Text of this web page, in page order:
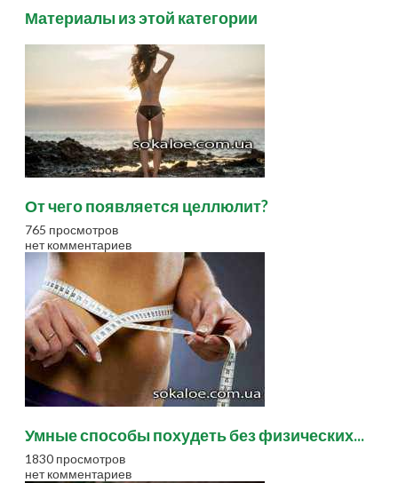
Материалы из этой категории
От чего появляется целлюлит?
765 просмотров
нет комментариев
Умные способы похудеть без физических...
1830 просмотров
нет комментариев